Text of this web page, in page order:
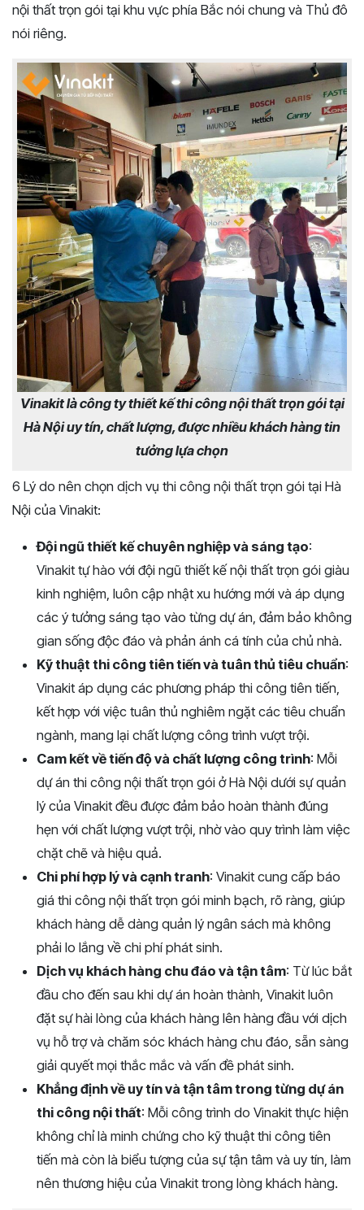
nội thất trọn gói tại khu vực phía Bắc nói chung và Thủ đô
nói riêng.
Vinakit là công ty thiết kế thi công nội thất trọn gói tại
Hà Nội uy tín, chất lượng, được nhiều khách hàng tin
tưởng lựa chọn
6 Lý do nên chọn dịch vụ thi công nội thất trọn gói tại Hà
Nội của Vinakit:
Đội ngũ thiết kế chuyên nghiệp và sáng tạo:
Vinakit tự hào với đội ngũ thiết kế nội thất trọn gói giàu
kinh nghiệm, luôn cập nhật xu hướng mới và áp dụng
các ý tưởng sáng tạo vào từng dự án, đảm bảo không
gian sống độc đáo và phản ánh cá tính của chủ nhà.
Kỹ thuật thi công tiên tiến và tuân thủ tiêu chuẩn:
Vinakit áp dụng các phương pháp thi công tiên tiến,
kết hợp với việc tuân thủ nghiêm ngặt các tiêu chuẩn
ngành, mang lại chất lượng công trình vượt trội.
Cam kết về tiến độ và chất lượng công trình: Mỗi
dự án thi công nội thất trọn gói ở Hà Nội dưới sự quản
lý của Vinakit đều được đảm bảo hoàn thành đúng
hẹn với chất lượng vượt trội, nhờ vào quy trình làm việc
chặt chẽ và hiệu quả.
Chi phí hợp lý và cạnh tranh: Vinakit cung cấp báo
giá thi công nội thất trọn gói minh bạch, rõ ràng, giúp
khách hàng dễ dàng quản lý ngân sách mà không
phải lo lắng về chi phí phát sinh.
Dịch vụ khách hàng chu đáo và tận tâm: Từ lúc bắt
đầu cho đến sau khi dự án hoàn thành, Vinakit luôn
đặt sự hài lòng của khách hàng lên hàng đầu với dịch
vụ hỗ trợ và chăm sóc khách hàng chu đáo, sẵn sàng
giải quyết mọi thắc mắc và vấn đề phát sinh.
Khẳng định về uy tín và tận tâm trong từng dự án
thi công nội thất: Mỗi công trình do Vinakit thực hiện
không chỉ là minh chứng cho kỹ thuật thi công tiên
tiến mà còn là biểu tượng của sự tận tâm và uy tín, làm
nên thương hiệu của Vinakit trong lòng khách hàng.